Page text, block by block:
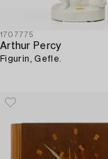
1707775
Arthur Percy
Figurin, Gefle.